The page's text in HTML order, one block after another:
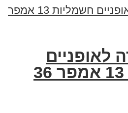
לאופניים
חשמליות 13 אמפר 36